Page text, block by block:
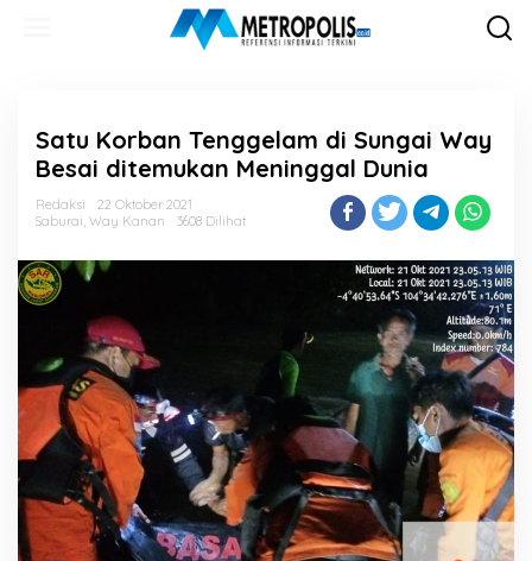
Satu Korban Tenggelam di Sungai Way
Besai ditemukan Meninggal Dunia
Redaksi
22 Oktober 2021
Saburai, Way Kanan 3608 Dilihat